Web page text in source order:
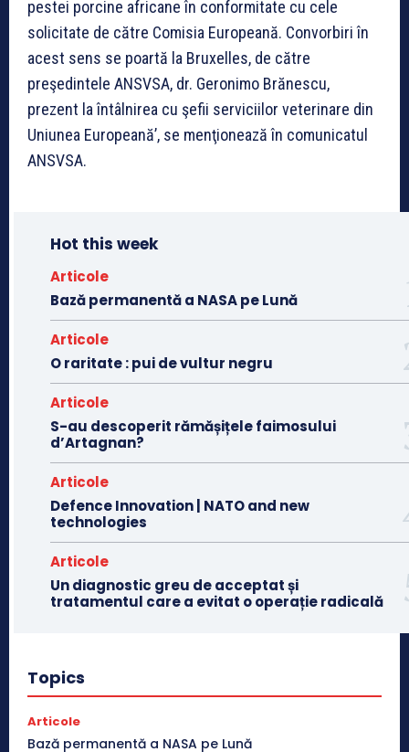
pestei porcine africane în conformitate cu cele
solicitate de către Comisia Europeană. Convorbiri în
acest sens se poartă la Bruxelles, de către
preşedintele ANSVSA, dr. Geronimo Brănescu,
prezent la întâlnirea cu şefii serviciilor veterinare din
Uniunea Europeană’, se menţionează în comunicatul
ANSVSA.
Hot this week
Articole
Bază permanentă a NASA pe Lună
Articole
O raritate : pui de vultur negru
Articole
S-au descoperit rămășițele faimosului
d’Artagnan?
Articole
Defence Innovation | NATO and new
technologies
Articole
Un diagnostic greu de acceptat și
tratamentul care a evitat o operație radicală
Topics
Articole
Bază permanentă a NASA pe Lună